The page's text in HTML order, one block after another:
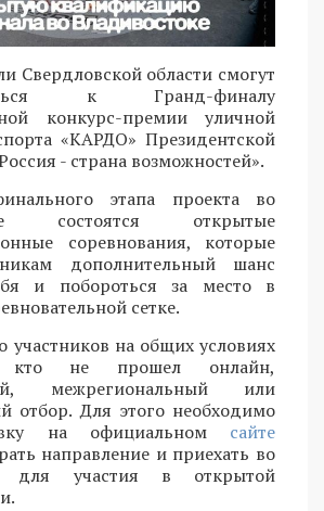
Свердловской области смогут
к Гранд-финалу
конкурс-премии уличной
«КАРДО» Президентской
- страна возможностей».
этапа проекта во
состоятся открытые
соревнования, которые
дополнительный шанс
и побороться за место в
сетке.
участников на общих условиях
кто не прошел онлайн,
межрегиональный или
отбор. Для этого необходимо
на официальном сайте
направление и приехать во
для участия в открытой